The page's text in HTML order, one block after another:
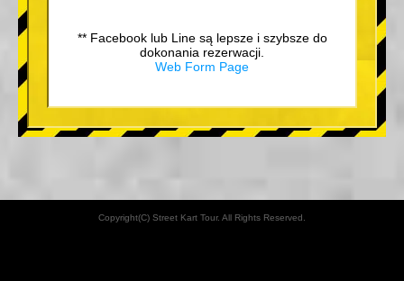
** Facebook lub Line są lepsze i szybsze do
dokonania rezerwacji.
Web Form Page
Copyright(C) Street Kart Tour. All Rights Reserved.